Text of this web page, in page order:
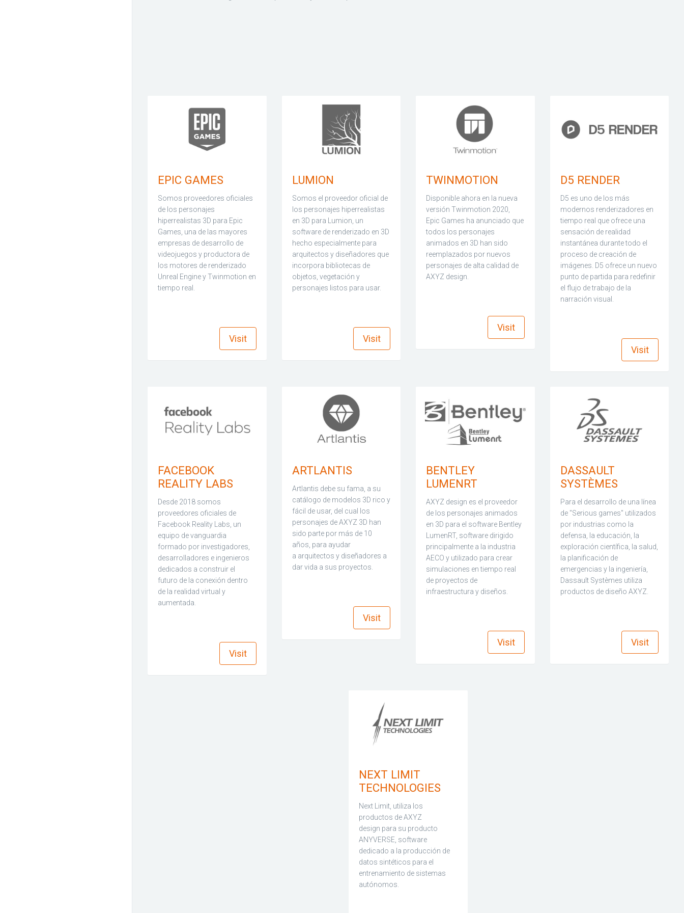
EPIC GAMES
Somos proveedores oficiales
de los personajes
hiperrealistas 3D para Epic
Games, una de las mayores
empresas de desarrollo de
videojuegos y productora de
los motores de renderizado
Unreal Engine y Twinmotion en
tiempo real.
Visit
LUMION
Somos el proveedor oficial de
los personajes hiperrealistas
en 3D para Lumion, un
software de renderizado en 3D
hecho especialmente para
arquitectos y diseñadores que
incorpora bibliotecas de
objetos, vegetación y
personajes listos para usar.
Visit
TWINMOTION
Disponible ahora en la nueva
versión Twinmotion 2020,
Epic Games ha anunciado que
todos los personajes
animados en 3D han sido
reemplazados por nuevos
personajes de alta calidad de
AXYZ design.
Visit
D5 RENDER
D5 es uno de los más
modernos renderizadores en
tiempo real que ofrece una
sensación de realidad
instantánea durante todo el
proceso de creación de
imágenes. D5 ofrece un nuevo
punto de partida para redefinir
el flujo de trabajo de la
narración visual.
Visit
FACEBOOK
REALITY LABS
Desde 2018 somos
proveedores oficiales de
Facebook Reality Labs, un
equipo de vanguardia
formado por investigadores,
desarrolladores e ingenieros
dedicados a construir el
futuro de la conexión dentro
de la realidad virtual y
aumentada.
Visit
ARTLANTIS
Artlantis debe su fama, a su
catálogo de modelos 3D rico y
fácil de usar, del cual los
personajes de AXYZ 3D han
sido parte por más de 10
años, para ayudar
a arquitectos y diseñadores a
dar vida a sus proyectos.
Visit
BENTLEY
LUMENRT
AXYZ design es el proveedor
de los personajes animados
en 3D para el software Bentley
LumenRT, software dirigido
principalmente a la industria
AECO y utilizado para crear
simulaciones en tiempo real
de proyectos de
infraestructura y diseños.
Visit
DASSAULT
SYSTÈMES
Para el desarrollo de una línea
de "Serious games" utilizados
por industrias como la
defensa, la educación, la
exploración científica, la salud,
la planificación de
emergencias y la ingeniería,
Dassault Systèmes utiliza
productos de diseño AXYZ.
Visit
NEXT LIMIT
TECHNOLOGIES
Next Limit, utiliza los
productos de AXYZ
design para su producto
ANYVERSE, software
dedicado a la producción de
datos sintéticos para el
entrenamiento de sistemas
autónomos.